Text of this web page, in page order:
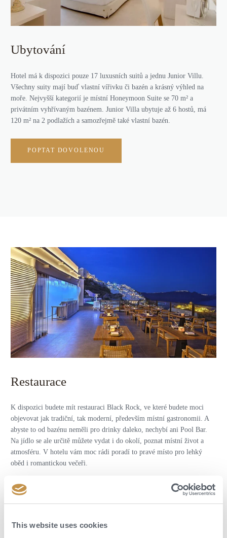
This website uses cookies
Ubytování
Hotel má k dispozici pouze 17 luxusních suitů a jednu Junior Villu.
Všechny suity mají buď vlastní vířivku či bazén a krásný výhled na
moře. Nejvyšší kategorií je místní Honeymoon Suite se 70 m² a
privátním vyhřívaným bazénem. Junior Villa ubytuje až 6 hostů, má
120 m² na 2 podlažích a samozřejmě také vlastní bazén.
POPTAT DOVOLENOU
Restaurace
K dispozici budete mít restauraci Black Rock, ve které budete moci
objevovat jak tradiční, tak moderní, především místní gastronomii. A
abyste to od bazénu neměli pro drinky daleko, nechybí ani Pool Bar.
Na jídlo se ale určitě můžete vydat i do okolí, poznat místní život a
atmosféru. V hotelu vám moc rádi poradí to pravé místo pro lehký
oběd i romantickou večeři.